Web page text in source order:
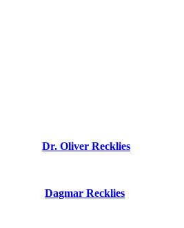
Dr. Oliver Recklies
Dagmar Recklies